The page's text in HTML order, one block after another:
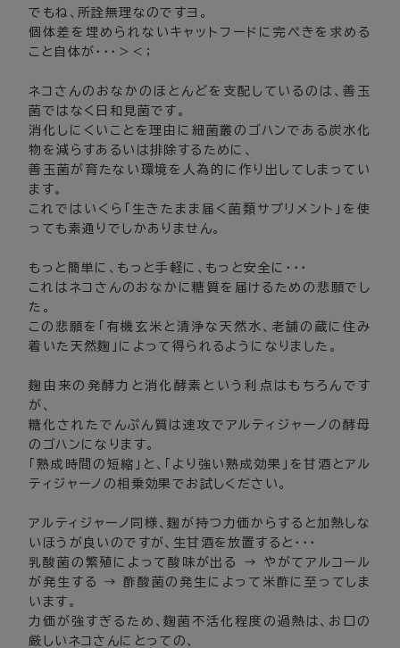
でもね、所詮無理なのですヨ。
個体差を埋められないキャットフードに完ぺきを求める
こと自体が・・・＞＜；
ネコさんのおなかのほとんどを支配しているのは、善玉
菌ではなく日和見菌です。
消化しにくいことを理由に細菌叢のゴハンである炭水化
物を減らすあるいは排除するために、
善玉菌が育たない環境を人為的に作り出してしまってい
ます。
これではいくら「生きたまま届く菌類サプリメント」を使
っても素通りでしかありません。
もっと簡単に、もっと手軽に、もっと安全に・・・
これはネコさんのおなかに糖質を届けるための悲願でし
た。
この悲願を「有機玄米と清浄な天然水、老舗の蔵に住み
着いた天然麹」によって得られるようになりました。
麹由来の発酵力と消化酵素という利点はもちろんです
が、
糖化されたでんぷん質は速攻でアルティジャーノの酵母
のゴハンになります。
「熟成時間の短縮」と、「より強い熟成効果」を甘酒とアル
ティジャーノの相乗効果でお試しください。
アルティジャーノ同様、麹が持つ力価からすると加熱しな
いほうが良いのですが、生甘酒を放置すると・・・
乳酸菌の繁殖によって酸味が出る → やがてアルコール
が発生する → 酢酸菌の発生によって米酢に至ってしま
います。
力価が強すぎるため、麹菌不活化程度の過熱は、お口の
厳しいネコさんにとっての、